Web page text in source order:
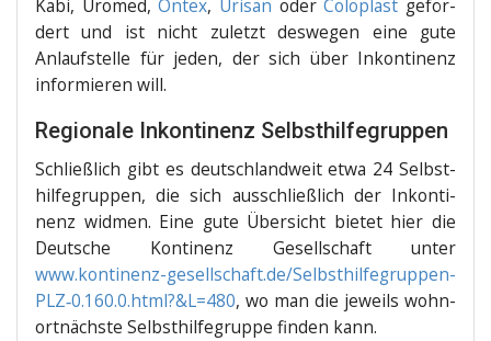
Kabi, Uromed,Ontex, Uri­san oderColo­plast geför­
dert und ist nicht zuletzt des­we­gen eine gute
Anlauf­stel­le für jeden, der sich über Inkon­ti­nenz
infor­mie­ren will.
Regionale Inkontinenz Selbsthilfegruppen
Schließ­lich gibt es deutsch­land­weit etwa 24 Selbst­
hil­fe­grup­pen, die sich aus­schließ­lich der Inkon­ti­
nenz wid­men. Eine gute Über­sicht bie­tet hier die
Deut­sche Kon­ti­nenz Gesell­schaft unter
www.kontinenz-gesellschaft.de/Selbsthilfegruppen-
PLZ‑0.160.0.html?&L=480, wo man die jeweils wohn­
ort­nächs­te Selbst­hil­fe­grup­pe fin­den kann.